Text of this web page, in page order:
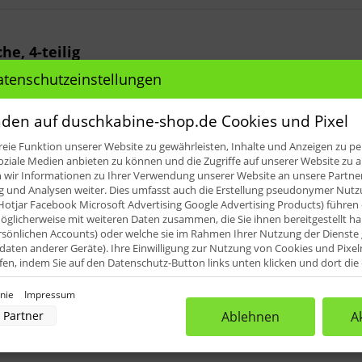
4-teilig
HSK Exklusiv Fünfeckdusche
Ersatzteilübersicht Pos. 4)
mm, Ersatzteilübersicht Pos. 5)für Duschkabinen ab Baujahr
mm, Ersatzteilübersicht Pos. 6)für Duschkabinen ab Baujahr
14,5 mm + Endkappen (Art.-Nr.: E85058, Länge: 1000
Diese können dann vor Ort an die erforderlichen
auf duschkabine-shop.de Cookies und Pixel
Funktion unserer Website zu gewährleisten, Inhalte und Anzeigen zu
Medien anbieten zu können und die Zugriffe auf unserer Website zu
wir Informationen zu Ihrer Verwendung unserer Website an unsere
und Analysen weiter. Dies umfasst auch die Erstellung pseudonymer
Facebook Microsoft Advertising Google Advertising Products) führen
mit weiteren Daten zusammen, die Sie ihnen bereitgestellt
Accounts) oder welche sie im Rahmen Ihrer Nutzung der
anderer Geräte). Ihre Einwilligung zur Nutzung von Cookies und
indem Sie auf den Datenschutz-Button links unten klicken und dort
durch unsere Partner:
Daten zur Auswahl von Werbeanzeigen
für personalisierte Werbung
Impressum
Partner Ablehnen